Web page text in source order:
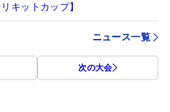
キットカップ】
ニュース一覧
次の大会